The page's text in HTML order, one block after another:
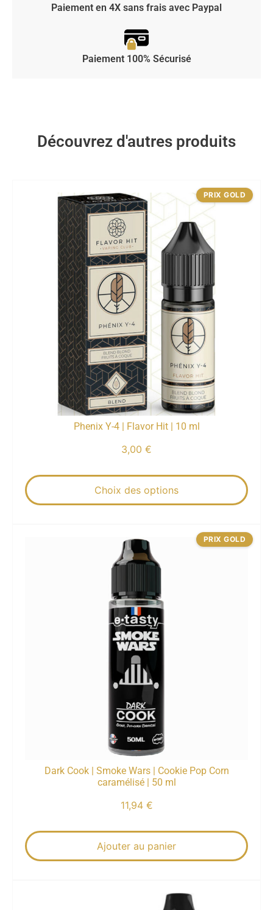
Paiement en 4X sans frais avec Paypal
Paiement 100% Sécurisé
Découvrez d'autres produits
Phenix Y-4 | Flavor Hit | 10 ml
3,00 €
Choix des options
PRIX GOLD
Dark Cook | Smoke Wars | Cookie Pop Corn
caramélisé | 50 ml
11,94 €
Ajouter au panier
PRIX GOLD